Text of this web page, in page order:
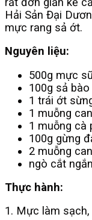
Hải Sản Đại
mực rang sả ớt.
Nguyên liệu:
500g mực
100g sả
1 trái ớt
1 muỗng
1 muỗng cà
100g gừng
2 muỗng
ngò cắt ngắn
Thực hành:
1. Mực làm